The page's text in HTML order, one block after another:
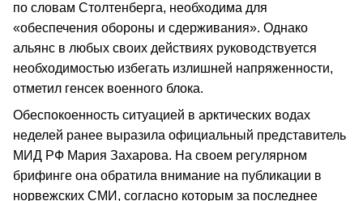
по словам Столтенберга, необходима для
«обеспечения обороны и сдерживания». Однако
альянс в любых своих действиях руководствуется
необходимостью избегать излишней напряженности,
отметил генсек военного блока.
Обеспокоенность ситуацией в арктических водах
неделей ранее выразила официальный представитель
МИД РФ Мария Захарова. На своем регулярном
брифинге она обратила внимание на публикации в
норвежских СМИ, согласно которым за последнее